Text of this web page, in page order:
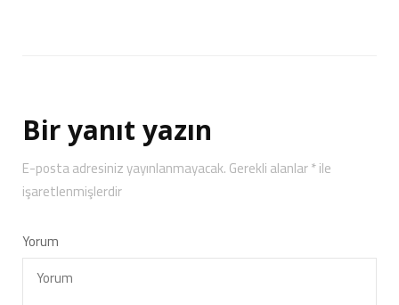
Bir yanıt yazın
E-posta adresiniz yayınlanmayacak.Gerekli alanlar*ile
işaretlenmişlerdir
Yorum